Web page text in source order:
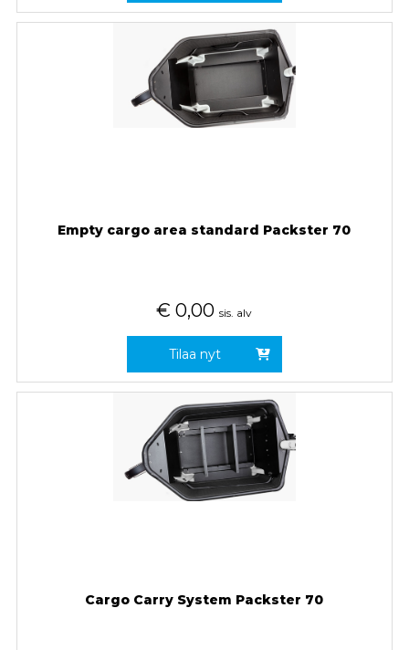
Empty cargo area standard Packster 70
€ 0,00 sis. alv
Tilaa nyt
Cargo Carry System Packster 70